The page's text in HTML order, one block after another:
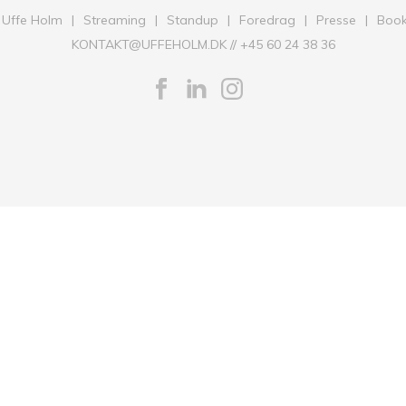
Holm Streaming Standup Foredrag Presse
KONTAKT@UFFEHOLM.DK// +45 60 24 38 36